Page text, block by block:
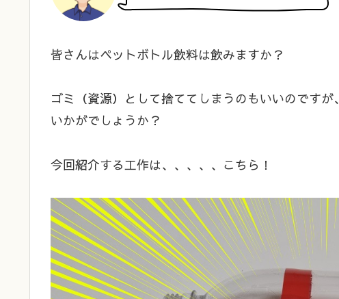
皆さんはペットボトル飲料は飲みますか？
ゴミ（資源）として捨ててしまうのもいいのですが、
いかがでしょうか？
今回紹介する工作は、、、、、こちら！